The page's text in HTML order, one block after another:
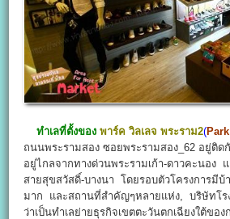
ทำเลที่ตั้งของ พาร์ค วิลเลจ พระราม2(
ถนนพระรามสอง ซอยพระรามสอง_62 อยู่ติ
อยู่ไกลจากทางด่วนพระรามเก้า-ดาวคะนอง
สายสุขสวัสดิ์-บางนา โดยรอบตัวโครงการมี
มาก และสถานที่สำคัญๆหลายแห่ง, บริษัทโร
ว่าเป็นทำเลย่ายธุรกิจเขตตะวันตกเฉียงใต้ของ